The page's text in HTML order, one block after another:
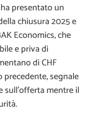
presentato un
chiusura 2025 e
Economics, che
e priva di
di CHF
precedente, segnale
sull’offerta mentre il